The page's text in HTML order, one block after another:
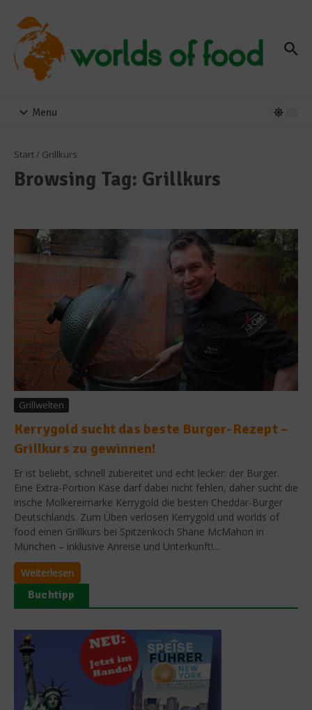
Menu
Start/ Grillkurs
Browsing Tag: Grillkurs
Grillwelten
Kerrygold sucht das beste Burger-Rezept –
Grillkurs zu gewinnen!
Er ist beliebt, schnell zubereitet und echt lecker: der Burger.
Eine Extra-Portion Käse darf dabei nicht fehlen, daher sucht die
irische Molkereimarke Kerrygold die besten Cheddar-Burger
Deutschlands. Zum Üben verlosen Kerrygold und worlds of
food einen Grillkurs bei Spitzenkoch Shane McMahon in
München – inklusive Anreise und Unterkunft!...
Weiterlesen
Buchtipp